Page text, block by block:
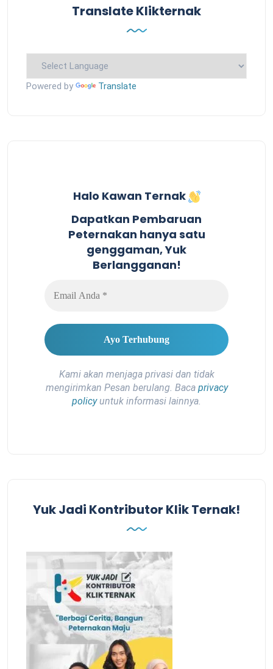
Translate Klikternak
Powered by Translate
Halo Kawan Ternak
Dapatkan Pembaruan
Peternakan hanya satu
genggaman, Yuk
Berlangganan!
Kami akan menjaga privasi dan tidak
mengirimkan Pesan berulang. Baca privacy
policyuntuk informasi lainnya.
Yuk Jadi Kontributor Klik Ternak!